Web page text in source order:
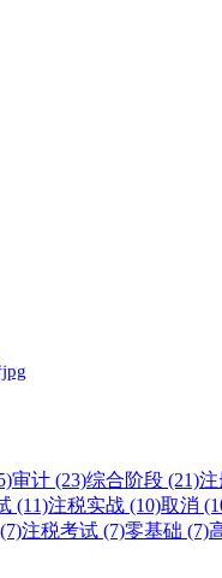
审计 (23)综合阶段 (21)注
(11)注税实战 (10)取消
注税考试 (7)零基础 (7)